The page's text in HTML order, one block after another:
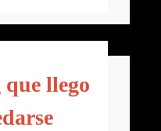
llego